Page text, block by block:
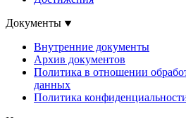
Документы
Внутренние документы
Архив документов
Политика в отношении
данных
Политика